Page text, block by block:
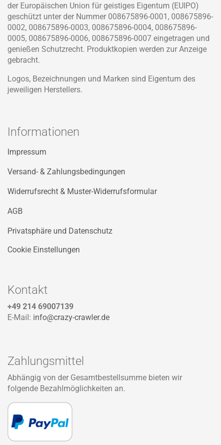
der Europäischen Union für geistiges Eigentum (EUIPO)
geschützt unter der Nummer 008675896-0001, 008675896-
0002, 008675896-0003, 008675896-0004, 008675896-
0005, 008675896-0006, 008675896-0007 eingetragen und
genießen Schutzrecht. Produktkopien werden zur Anzeige
gebracht.
Logos, Bezeichnungen und Marken sind Eigentum des
jeweiligen Herstellers.
Informationen
Impressum
Versand- & Zahlungsbedingungen
Widerrufsrecht & Muster-Widerrufsformular
AGB
Privatsphäre und Datenschutz
Cookie Einstellungen
Kontakt
+49 214 69007139
E-Mail: info@crazy-crawler.de
Zahlungsmittel
Abhängig von der Gesamtbestellsumme bieten wir
folgende Bezahlmöglichkeiten an.